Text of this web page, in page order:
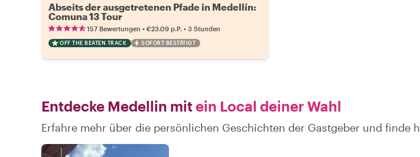
Abseits der ausgetretenen Pfade in Medellín:
Comuna 13 Tour
157 Bewertungen • €23.09 p.P. • 3 Stunden
OFF THE BEATEN TRACK SOFORT BESTÄTIGT
Entdecke Medellin mitein Local deiner Wahl
Erfahre mehr über die persönlichen Geschichten der Gastgeber und finde